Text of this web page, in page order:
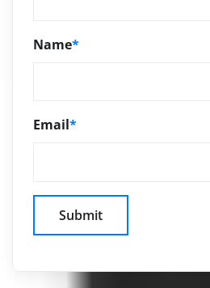
Name*
Email*